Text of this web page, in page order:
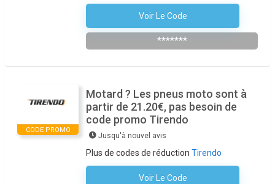
Voir Le Code
Abonnez-Vous À La Newsletter
*******
CODE PROMO
Motard ? Les pneus moto sont à
partir de 21.20€, pas besoin de
code promo Tirendo
Jusqu'à nouvel avis
Plus de codes de réduction Tirendo
Voir Le Code
Aucun Code N'est Nécessaire